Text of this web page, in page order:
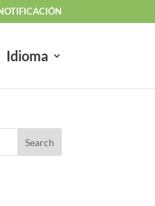
Idioma